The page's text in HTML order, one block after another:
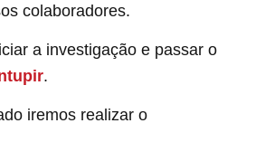
colaboradores.
a investigação e passar o
.
iremos realizar o